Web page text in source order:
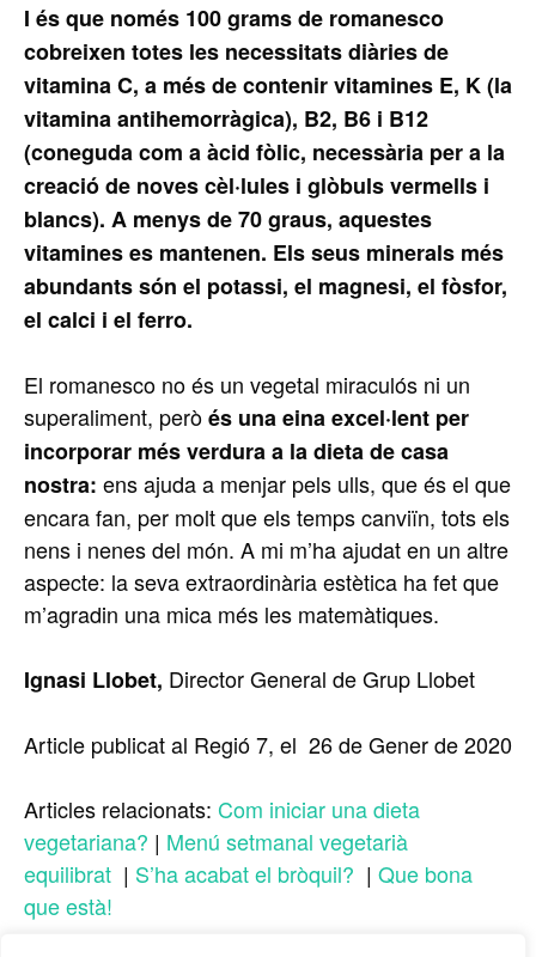
I és que només 100 grams de romanesco
cobreixen totes les necessitats diàries de
vitamina C, a més de contenir vitamines E, K (la
vitamina antihemorràgica), B2, B6 i B12
(coneguda com a àcid fòlic, necessària per a la
creació de noves cèl·lules i glòbuls vermells i
blancs). A menys de 70 graus, aquestes
vitamines es mantenen. Els seus minerals més
abundants són el potassi, el magnesi, el fòsfor,
el calci i el ferro.
El romanesco no és un vegetal miraculós ni un
superaliment, peròés una eina excel·lent per
incorporar més verdura a la dieta de casa
nostra: ens ajuda a menjar pels ulls, que és el que
encara fan, per molt que els temps canviïn, tots els
nens i nenes del món. A mi m’ha ajudat en un altre
aspecte: la seva extraordinària estètica ha fet que
m’agradin una mica més les matemàtiques.
Ignasi Llobet, Director General de Grup Llobet
Article publicat al Regió 7, el 26 de Gener de 2020
Articles relacionats: Com iniciar una dieta
vegetariana? | Menú setmanal vegetarià
equilibrat | S’ha acabat el bròquil? | Que bona
que està!